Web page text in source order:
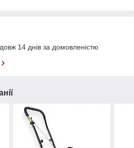
14 днів за домовленістю